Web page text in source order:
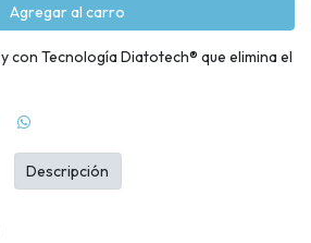
Agregar al carro
con Tecnología Diatotech® que elimina el
Descripción